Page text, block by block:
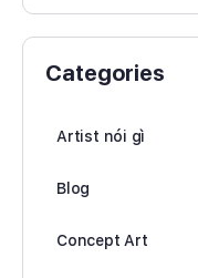
Categories
Artist nói gì
Blog
Concept Art